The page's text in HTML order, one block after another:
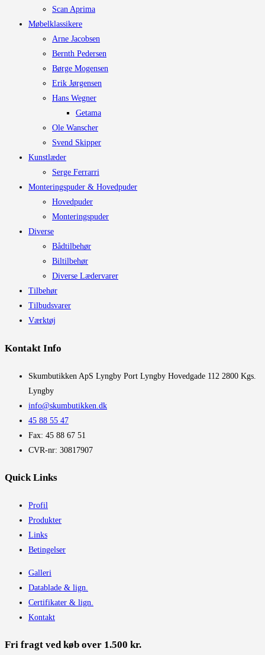
Scan Aprima
Møbelklassikere
Arne Jacobsen
Bernth Pedersen
Børge Mogensen
Erik Jørgensen
Hans Wegner
Getama
Ole Wanscher
Svend Skipper
Kunstlæder
Serge Ferrarri
Monteringspuder & Hovedpuder
Hovedpuder
Monteringspuder
Diverse
Bådtilbehør
Biltilbehør
Diverse Lædervarer
Tilbehør
Tilbudsvarer
Værktøj
Kontakt Info
​Skumbutikken ApS Lyngby Port Lyngby Hovedgade 112 2800 Kgs.
Lyngby
info@skumbutikken.dk
45 88 55 47
Fax: 45 88 67 51
CVR-nr: 30817907
Quick Links
Profil
Produkter
Links
Betingelser
Galleri
Datablade & lign.
Certifikater & lign.
Kontakt
Fri fragt ved køb over 1.500 kr.